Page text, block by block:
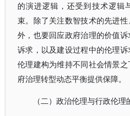
的演进逻辑，还受到技术逻辑
束。除了关注数智技术的先进
外，也要回应政府治理的价值
诉求，以及建设过程中的伦理
伦理建构为维持不同社会情景
府治理转型动态平衡提供保障。
（二）政治伦理与行政伦理